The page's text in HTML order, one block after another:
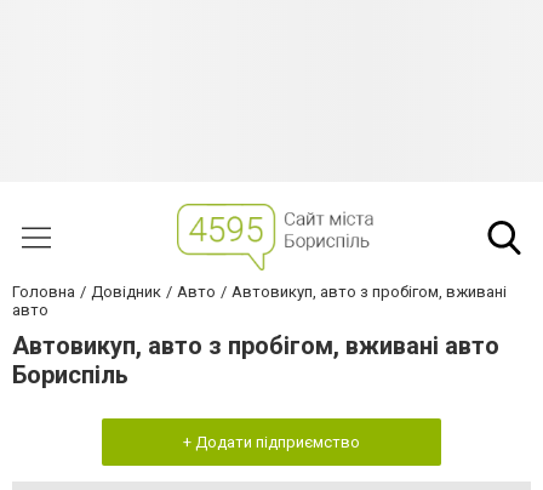
Головна Довідник Авто
Автовикуп, авто з пробігом, вживані
авто
Автовикуп, авто з пробігом, вживані авто
Бориспіль
+ Додати підприємство